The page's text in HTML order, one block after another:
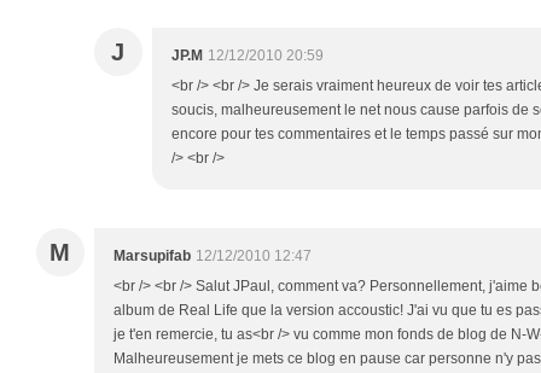
J JP.M 12/12/2010 20:59
<br /> <br /> Je serais vraiment heureux de voir tes
soucis, malheureusement le net nous cause parfois de
encore pour tes commentaires et le temps passé sur
/> <br />
M Marsupifab 12/12/2010 12:47
<br /> <br /> Salut JPaul, comment va? Personnellement, j'aime
album de Real Life que la version accoustic! J'ai vu que tu es
je t'en remercie, tu as<br /> vu comme mon fonds de blog de N-
Malheureusement je mets ce blog en pause car personne n'y